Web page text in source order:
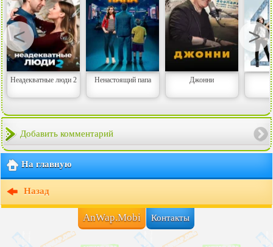
Неадекватные люди 2 Ненастоящий папа Джонни
< >
Добавить комментарий
На главную
Назад
AnWap.Mobi Контакты